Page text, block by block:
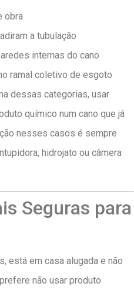
obra
a tubulação
internas do cano
ramal coletivo de esgoto
dessas categorias, usar
químico num cano que já
nesses casos é sempre
hidrojato ou câmera
Seguras para
está em casa alugada e não
não usar produto